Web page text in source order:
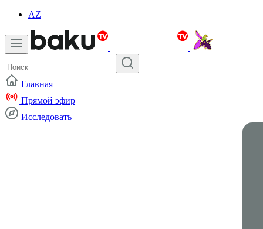
AZ
Главная
Прямой эфир
Исследовать